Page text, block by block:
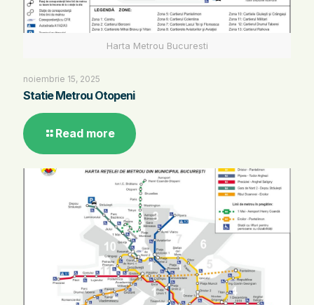
Harta Metrou Bucuresti
noiembrie 15, 2025
Statie Metrou Otopeni
Read more